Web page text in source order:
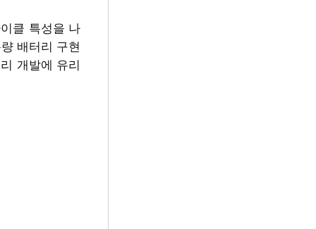
클 특성을 나
배터리 구현
개발에 유리